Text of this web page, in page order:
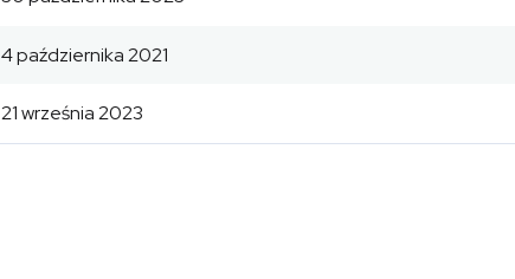
4 października 2021
21 września 2023